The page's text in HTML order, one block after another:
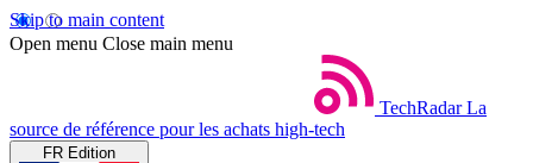
Skip to main content
Open menu Close main menu
TechRadar La
source de référence pour les achats high-tech
FR Edition